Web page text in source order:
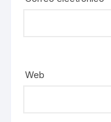
Web